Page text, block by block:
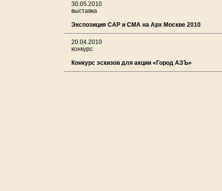
30.05.2010
выставка
Экспозиция САР и СМА на Арх Москве 2010
20.04.2010
конкурс
Конкурс эскизов для акции «Город АЗЪ»